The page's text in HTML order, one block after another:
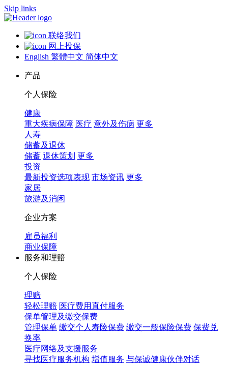
Skip links
联络我们
网上投保
English 繁體中文 简体中文
产品
个人保险
健康
重大疾病保障 医疗 意外及伤病 更多
人寿
储蓄及退休
储蓄 退休策划 更多
投资
最新投资选项表现 市场资讯 更多
家居
旅游及消闲
企业方案
雇员福利
商业保障
服务和理赔
个人保险
理赔
轻松理赔 医疗费用直付服务
保单管理及缴交保费
管理保单 缴交个人寿险保费 缴交一般保险保费 保费兑
换率
医疗网络及支援服务
寻找医疗服务机构 增值服务 与保诚健康伙伴对话